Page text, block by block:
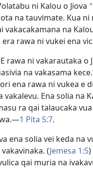
ni Kalou o Jiova a
na tauvimate. Kua ni
vakacakamana na
rawa ni vukei ena
E rawa ni vakarautaka o
na vakasama
ena rawa ni vukea e
vakalevu. Ena solia na
ra qai talaucaka
1 Pita 5:7.
ena solia vei keda na
(Jemesa 1:5
qai muria na